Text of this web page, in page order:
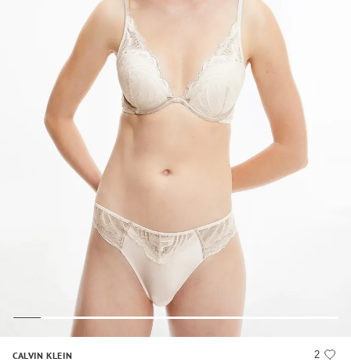
2
CALVIN KLEIN